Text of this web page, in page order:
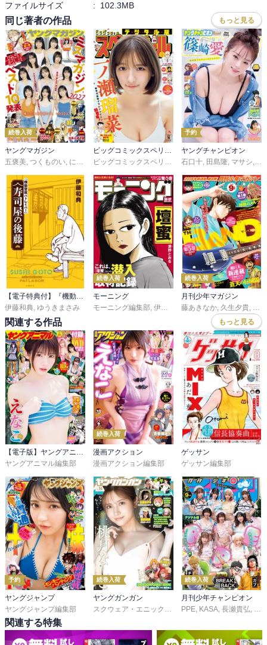
ファイルサイズ
: 102.3MB
同じ著者の作品 もっと見る
続巻入荷
ヤングマガジン
五褒美 つくものい にゃんにゃんファクトリー , 雁木万里,ずり騎士,南勝久,蓮尾
予約
ヤングチャンピオン
石口十 田島隆 マサシ
【電子特典付】『機動警察パトレイバー』 寿司屋の後藤
伊藤和典, ゆうきまさみ
続巻入荷
モーニング
モーニング編集部, 伊咲智太 ,オオイシヒロト,森高夕
続巻入荷
月刊少年マガジン
藤あきなか, 久生夕貴, 和
関連する作品 もっと見る
ヤングアニマル編集部
続巻入荷
漫画アクション
漫画アクション編集部
ゲッサン
ゲッサン編集部
予約
ヤングジャンプ
ヤングジャンプ編集部
続巻入荷
ヤングガンガン
スクウェア・エニックス
藤原カムイ,堀井雄二,瀬戸
続巻入荷
月刊少年チャンピオン
PPE, KASA, 長瀬貴弘, 桜
関連する特集